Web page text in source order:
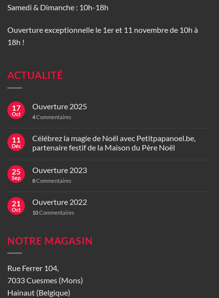
Samedi & Dimanche : 10h-18h
Ouverture exceptionnelle le 1er et 11 novembre de 10h à
18h !
ACTUALITÉ
17
Oct
Ouverture 2025
4Commentaires
11
Déc
Célébrez la magie de Noël avec Petitpapanoel.be,
partenaire festif de la Maison du Père Noël
25
Sep
Ouverture 2023
8Commentaires
21
Oct
Ouverture 2022
10Commentaires
NOTRE MAGASIN
Rue Ferrer 104,
7033 Cuesmes (Mons)
Hainaut (Belgique)